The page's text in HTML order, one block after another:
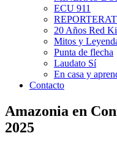
ECU 911
20 Años Red
Mitos y
Punta de flecha
Laudato Sí
En casa y
Contacto
Amazonia en
2025